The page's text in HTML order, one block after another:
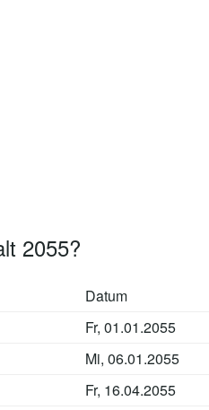
2055?
Datum
Fr, 01.01.2055
Mi, 06.01.2055
Fr, 16.04.2055